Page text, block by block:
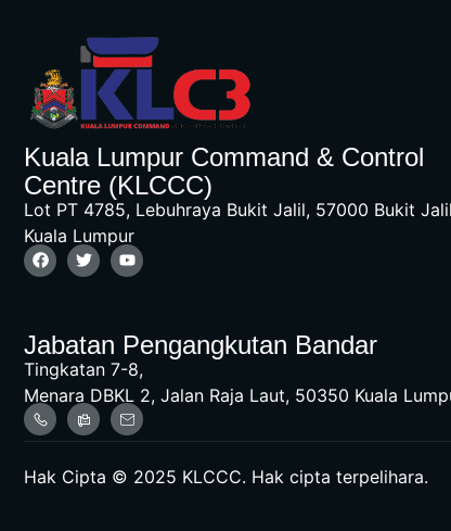
Kuala Lumpur Command & Control
Centre (KLCCC)
Lot PT 4785, Lebuhraya Bukit Jalil, 57000 Bukit
Kuala Lumpur
Jabatan Pengangkutan Bandar
Tingkatan 7-8,
Menara DBKL 2, Jalan Raja Laut, 50350 Kuala
Hak Cipta © 2025 KLCCC. Hak cipta terpelihara.